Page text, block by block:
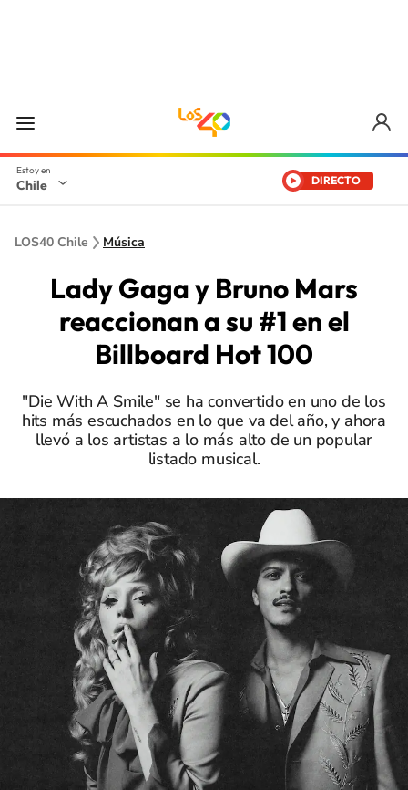
Chile DIRECTO
LOS40 Chile Música
Lady Gaga y Bruno Mars
reaccionan a su #1 en el
Billboard Hot 100
"Die With A Smile" se ha convertido en uno de los
hits más escuchados en lo que va del año, y ahora
llevó a los artistas a lo más alto de un popular
listado musical.